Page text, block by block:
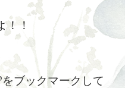
！！
ブックマークして